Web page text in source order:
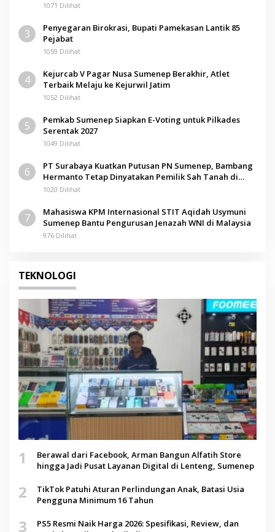
1071 Dilihat
3
Penyegaran Birokrasi, Bupati Pamekasan Lantik 85
Pejabat
1059 Dilihat
4
Kejurcab V Pagar Nusa Sumenep Berakhir, Atlet
Terbaik Melaju ke Kejurwil Jatim
1052 Dilihat
5
Pemkab Sumenep Siapkan E-Voting untuk Pilkades
Serentak 2027
1049 Dilihat
6
PT Surabaya Kuatkan Putusan PN Sumenep, Bambang
Hermanto Tetap Dinyatakan Pemilik Sah Tanah di
Pamolokan
1020 Dilihat
7
Mahasiswa KPM Internasional STIT Aqidah Usymuni
Sumenep Bantu Pengurusan Jenazah WNI di Malaysia
976 Dilihat
TEKNOLOGI
1
Berawal dari Facebook, Arman Bangun Alfatih Store
hingga Jadi Pusat Layanan Digital di Lenteng, Sumenep
2
TikTok Patuhi Aturan Perlindungan Anak, Batasi Usia
Pengguna Minimum 16 Tahun
3
PS5 Resmi Naik Harga 2026: Spesifikasi, Review, dan